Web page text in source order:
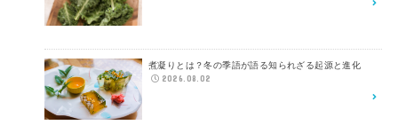
煮凝りとは？冬の季語が語る知られざる起源と進化
2026.08.02